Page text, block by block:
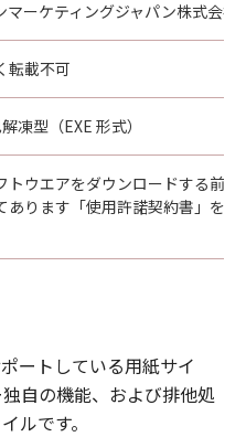
マーケティングジャパン株式会社
転載不可
凍型（EXE 形式）
トウエアをダウンロードする前
あります「使用許諾契約書」を
ートしている用紙サイ
自の機能、および排他処
ルです。